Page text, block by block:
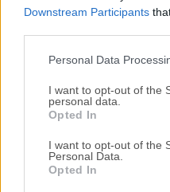
Downstream Participants
Personal Data
I want to opt-out of the
personal data.
Opted In
I want to opt-out of the
Personal Data.
Opted In
Si tienes alguna pregunta